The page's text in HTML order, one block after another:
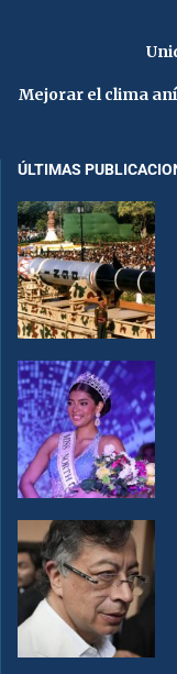
Mejorar el clima
ÚLTIMAS